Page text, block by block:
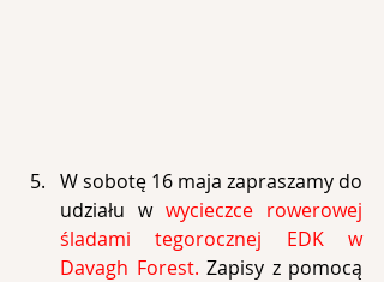
W sobotę 16 maja zapraszamy do
udziału w wycieczce rowerowej
śladami tegorocznej EDK w
Davagh Forest. Zapisy z pomocą